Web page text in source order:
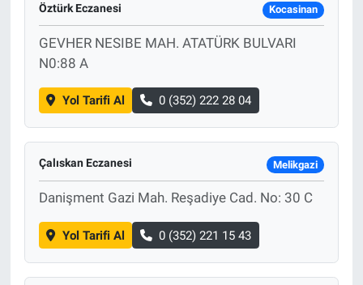
Öztürk Eczanesi Kocasinan
GEVHER NESIBE MAH. ATATÜRK BULVARI
N0:88 A
Yol Tarifi Al 0 (352) 222 28 04
Çalıskan Eczanesi Melikgazi
Danişment Gazi Mah. Reşadiye Cad. No: 30 C
Yol Tarifi Al 0 (352) 221 15 43